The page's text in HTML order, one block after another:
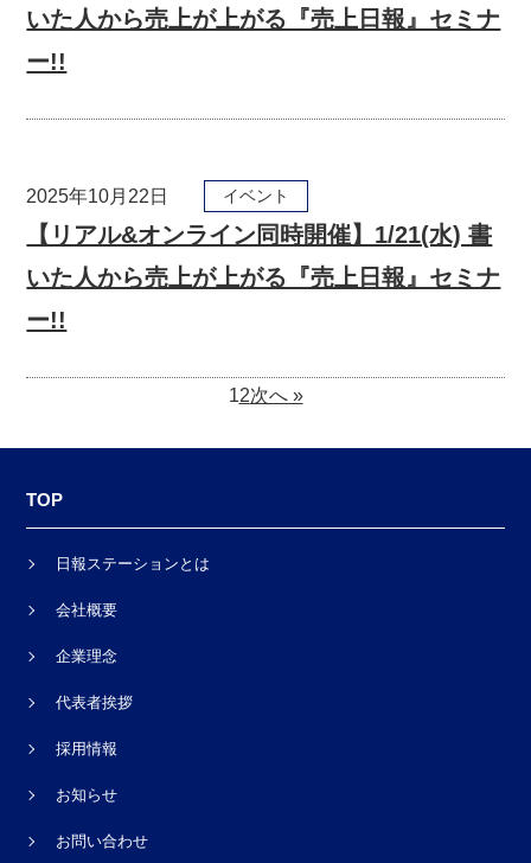
いた人から売上が上がる『売上日報』セミナ
ー!!
2025年10月22日 イベント
【リアル&オンライン同時開催】1/21(水) 書
いた人から売上が上がる『売上日報』セミナ
ー!!
12次へ »
TOP
日報ステーションとは
会社概要
企業理念
代表者挨拶
採用情報
お知らせ
お問い合わせ